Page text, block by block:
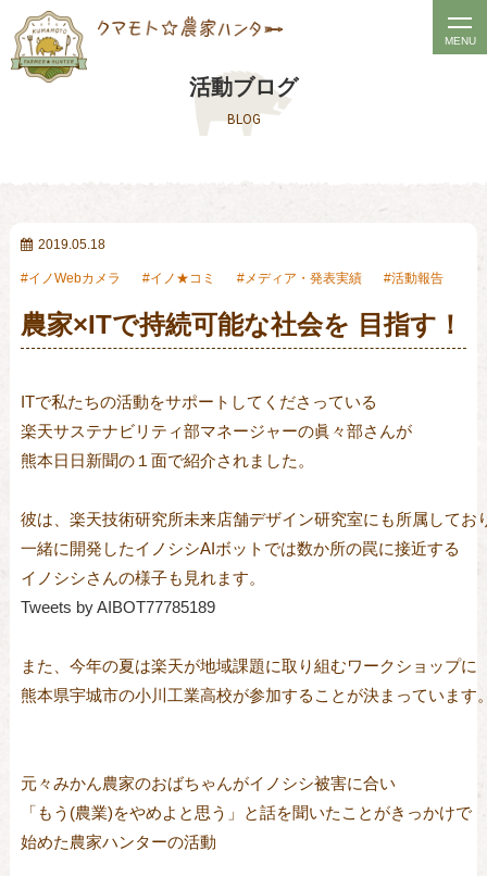
t
MENU
活動ブログ
BLOG
2019.05.18
イノWebカメラ イノ★コミ メディア・発表実績 活動報告
農家×ITで持続可能な社会を 目指す！
ITで私たちの活動をサポートしてくださっている
楽天サステナビリティ部マネージャーの眞々部さんが
熊本日日新聞の１面で紹介されました。
彼は、楽天技術研究所未来店舗デザイン研究室にも所属してお
一緒に開発したイノシシAIボットでは数か所の罠に接近する
Tweets by AIBOT77785189
また、今年の夏は楽天が地域課題に取り組むワークショップに
熊本県宇城市の小川工業高校が参加することが決まっています
元々みかん農家のおばちゃんがイノシシ被害に合い
「もう(農業)をやめよと思う」と話を聞いたことがきっかけで
始めた農家ハンターの活動